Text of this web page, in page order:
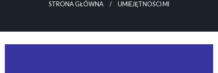
STRONA GŁÓWNA UMIEJĘTNOŚCI MI